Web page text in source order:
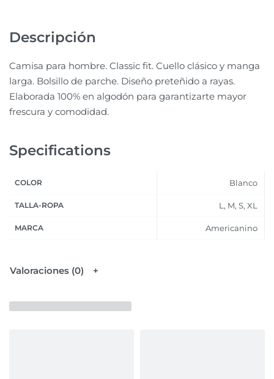
Descripción
Camisa para hombre. Classic fit. Cuello clásico y manga
larga. Bolsillo de parche. Diseño preteñido a rayas.
Elaborada 100% en algodón para garantizarte mayor
frescura y comodidad.
Specifications
COLOR Blanco
TALLA-ROPA L, M, S, XL
MARCA Americanino
Valoraciones (0)